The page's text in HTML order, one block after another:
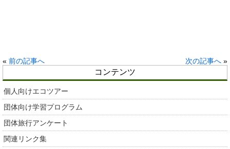
« 前の記事へ 次の記事へ »
コンテンツ
個人向けエコツアー
団体向け学習プログラム
団体旅行アンケート
関連リンク集